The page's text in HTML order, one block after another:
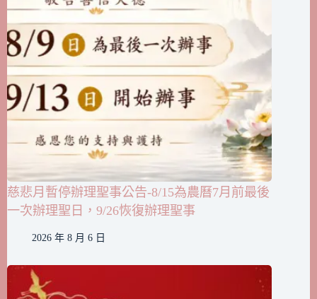
慈悲月暫停辦理聖事公告-8/15為農曆7月前最後
一次辦理聖日，9/26恢復辦理聖事
2026 年 8 月 6 日